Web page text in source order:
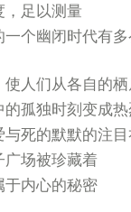
足以测量
个幽闭时代有
人们从各自的
孤独时刻变成热
死的默默的注目
广场被珍藏着
于内心的秘密